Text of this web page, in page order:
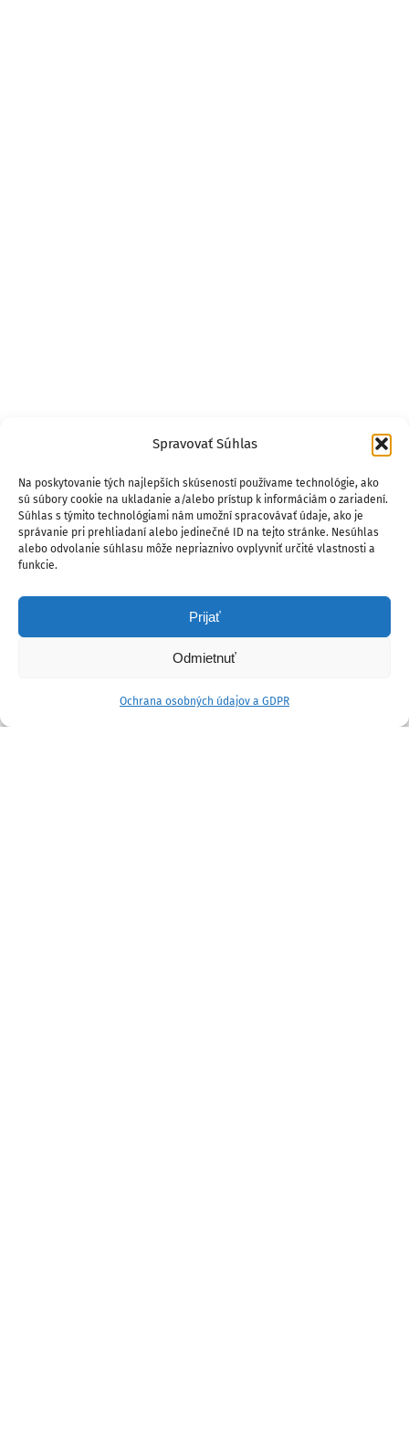
Spravovať Súhlas
Na poskytovanie tých najlepších skúseností používame technológie, ako
sú súbory cookie na ukladanie a/alebo prístup k informáciám o zariadení.
Súhlas s týmito technológiami nám umožní spracovávať údaje, ako je
správanie pri prehliadaní alebo jedinečné ID na tejto stránke. Nesúhlas
alebo odvolanie súhlasu môže nepriaznivo ovplyvniť určité vlastnosti a
funkcie.
Prijať
Odmietnuť
Ochrana osobných údajov a GDPR